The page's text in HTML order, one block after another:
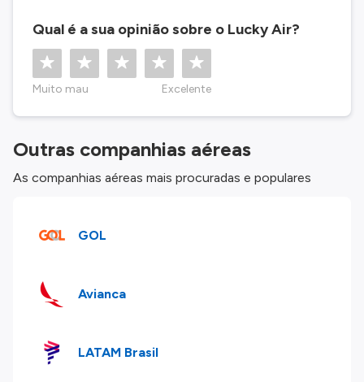
Qual é a sua opinião sobre o Lucky Air?
Muito mau Excelente
Outras companhias aéreas
As companhias aéreas mais procuradas e populares
GOL
Avianca
LATAM Brasil